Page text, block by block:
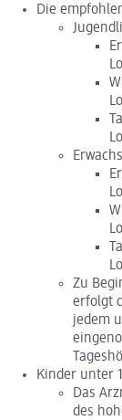
Die
Zu
erfolgt
jedem
Kinder unter
Das
des